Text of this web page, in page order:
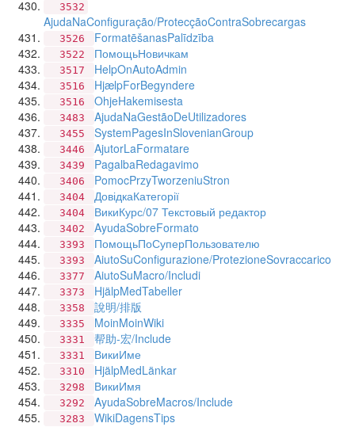
3532
AjudaNaConfiguração/ProtecçãoContraSobrecargas
3526 FormatēšanasPalīdzība
3522 ПомощьНовичкам
3517 HelpOnAutoAdmin
3516 HjælpForBegyndere
3516 OhjeHakemisesta
3483 AjudaNaGestãoDeUtilizadores
3455 SystemPagesInSlovenianGroup
3446 AjutorLaFormatare
3439 PagalbaRedagavimo
3406 PomocPrzyTworzeniuStron
3404 ДовідкаКатегорії
3404 ВикиКурс/07 Текстовый редактор
3402 AyudaSobreFormato
3393 ПомощьПоСуперПользователю
3393 AiutoSuConfigurazione/ProtezioneSovraccarico
3377 AiutoSuMacro/Includi
3373 HjälpMedTabeller
3358 說明/排版
3335 MoinMoinWiki
3331 帮助-宏/Include
3331 ВикиИме
3310 HjälpMedLänkar
3298 ВикиИмя
3292 AyudaSobreMacros/Include
3283 WikiDagensTips